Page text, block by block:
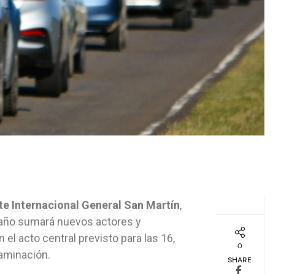
Internacional General San Martín,
sumará nuevos actores y
el acto central previsto para las 16,
0
SHARE